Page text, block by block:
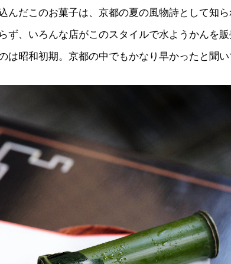
んだこのお菓子は、京都の夏の風物詩として知
ず、いろんな店がこのスタイルで水ようかんを
は昭和初期。京都の中でもかなり早かったと聞